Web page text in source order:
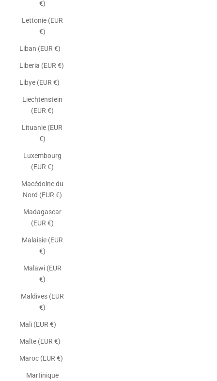
€)
Lettonie (EUR
€)
Liban (EUR €)
Liberia (EUR €)
Libye (EUR €)
Liechtenstein
(EUR €)
Lituanie (EUR
€)
Luxembourg
(EUR €)
Macédoine du
Nord (EUR €)
Madagascar
(EUR €)
Malaisie (EUR
€)
Malawi (EUR
€)
Maldives (EUR
€)
Mali (EUR €)
Malte (EUR €)
Maroc (EUR €)
Martinique